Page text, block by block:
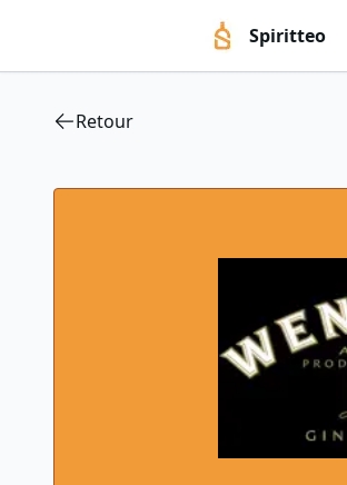
Spiritteo
Retour